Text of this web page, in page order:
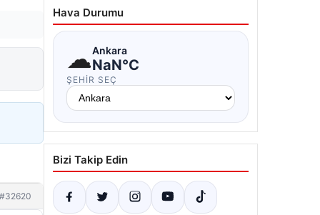
#32620
Hava Durumu
☁Ankara
NaN°C
ŞEHIR SEÇ
Bizi Takip Edin